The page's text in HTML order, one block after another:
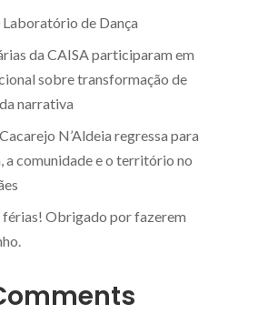
Laboratório de Dança
da CAISA participaram em
sobre transformação de
narrativa
N’Aldeia regressa para
a comunidade e o território no
férias! Obrigado por fazerem